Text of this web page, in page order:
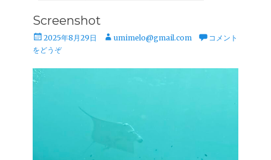
Screenshot
投
稿
2025年8月29日
投 umimelo@gmail.com
コメント
をどうぞ